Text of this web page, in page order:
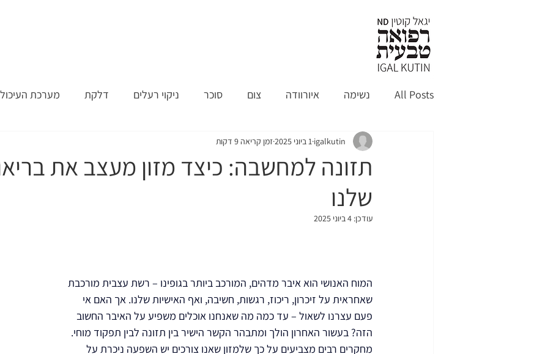
All Posts נשימה איורוודה צום סוכר ניקוי רעלים דלקת מערכת העיכול
תזונה למחשבה: כיצד מזון מעצב את
שלנו
igalkutin 1 ביוני 2025 זמן קריאה 9 דקות
עודכן: 4 ביוני 2025
המוח האנושי הוא איבר מדהים, המורכב ביותר בגופינו – רשת עצבית מורכבת
שאחראית על זיכרון, ריכוז, רגשות, חשיבה, ואף האישיות שלנו. אך האם אי
פעם עצרנו לשאול – עד כמה מה שאנחנו אוכלים משפיע על האיבר החשוב
הזה? בעשור האחרון הולך ומתבהר הקשר הישיר בין תזונה לבין תפקוד מוחי.
מחקרים רבים מצביעים על כך שלמזון שאנו צורכים יש השפעה ניכרת על